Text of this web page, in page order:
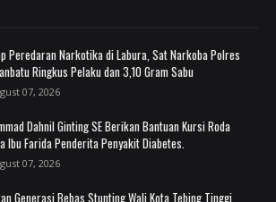
Peredaran Narkotika di Labura, Sat Narkoba Polres
Ringkus Pelaku dan 3,10 Gram Sabu
07, 2026
Dahnil Ginting SE Berikan Bantuan Kursi Roda
Ibu Farida Penderita Penyakit Diabetes.
07, 2026
Generasi Bebas Stunting Wali Kota Tebing Tinggi